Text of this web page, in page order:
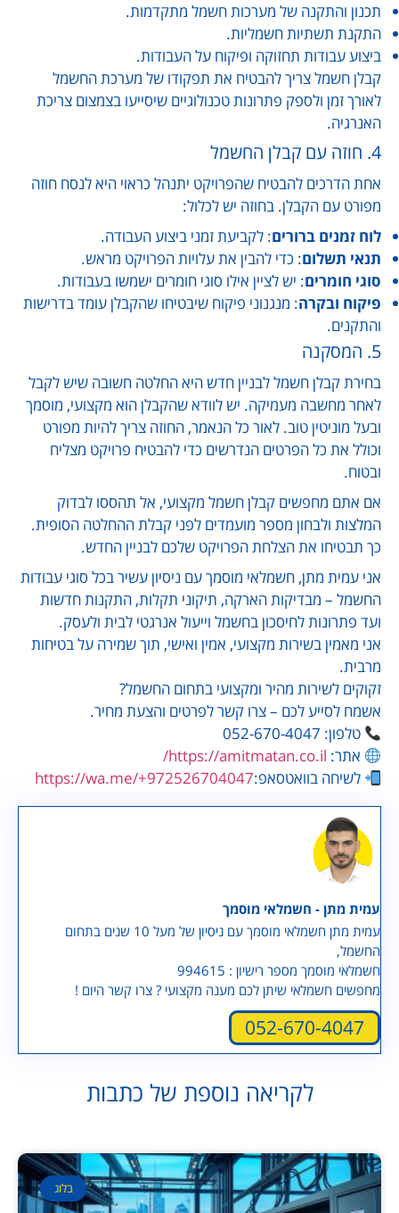
תכנון והתקנה של מערכות חשמל מתקדמות.
התקנת תשתיות חשמליות.
ביצוע עבודות תחזוקה ופיקוח על העבודות.
קבלן חשמל צריך להבטיח את תפקודו של מערכת החשמל
לאורך זמן ולספק פתרונות טכנולוגיים שיסייעו בצמצום צריכת
האנרגיה.
4. חוזה עם קבלן החשמל
אחת הדרכים להבטיח שהפרויקט יתנהל כראוי היא לנסח חוזה
מפורט עם הקבלן. בחוזה יש לכלול:
לוח זמנים ברורים: לקביעת זמני ביצוע העבודה.
תנאי תשלום: כדי להבין את עלויות הפרויקט מראש.
סוגי חומרים: יש לציין אילו סוגי חומרים ישמשו בעבודות.
פיקוח ובקרה: מנגנוני פיקוח שיבטיחו שהקבלן עומד בדרישות
והתקנים.
5. המסקנה
בחירת קבלן חשמל לבניין חדש היא החלטה חשובה שיש לקבל
לאחר מחשבה מעמיקה. יש לוודא שהקבלן הוא מקצועי, מוסמך
ובעל מוניטין טוב. לאור כל הנאמר, החוזה צריך להיות מפורט
וכולל את כל הפרטים הנדרשים כדי להבטיח פרויקט מצליח
ובטוח.
אם אתם מחפשים קבלן חשמל מקצועי, אל תהססו לבדוק
המלצות ולבחון מספר מועמדים לפני קבלת ההחלטה הסופית.
כך תבטיחו את הצלחת הפרויקט שלכם לבניין החדש.
אני עמית מתן, חשמלאי מוסמך עם ניסיון עשיר בכל סוגי עבודות
החשמל – מבדיקות הארקה, תיקוני תקלות, התקנות חדשות
ועד פתרונות לחיסכון בחשמל וייעול אנרגטי לבית ולעסק.
אני מאמין בשירות מקצועי, אמין ואישי, תוך שמירה על בטיחות
מרבית.
זקוקים לשירות מהיר ומקצועי בתחום החשמל?
אשמח לסייע לכם – צרו קשר לפרטים והצעת מחיר.
טלפון: 052-670-4047
אתר: https://amitmatan.co.il/
לשיחה בוואטסאפ:https://wa.me/+972526704047
עמית מתן - חשמלאי מוסמך
עמית מתן חשמלאי מוסמך עם ניסיון של מעל 10 שנים בתחום
החשמל,
חשמלאי מוסמך מספר רישיון : 994615
מחפשים חשמלאי שיתן לכם מענה מקצועי ? צרו קשר היום !
052-670-4047
לקריאה נוספת של כתבות
בלוג